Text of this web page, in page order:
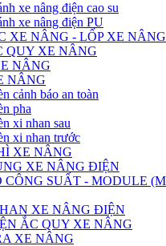
xe nâng điện cao su
xe nâng điện PU
XE NÂNG - LỐP XE NÂNG
QUY XE NÂNG
NÂNG
NÂNG
cảnh báo an toàn
pha
xi nhan sau
xi nhan trước
XE NÂNG
XE NÂNG ĐIỆN
CÔNG SUẤT - MODULE
XE NÂNG ĐIỆN
ẮC QUY XE NÂNG
XE NÂNG